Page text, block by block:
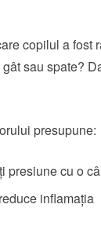
copilul a fost
sau spate?
presupune:
cu o
inflamaţia